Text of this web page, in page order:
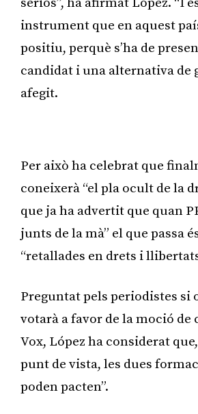
instrument que en aquest
positiu, perquè s’ha de
candidat i una alternativa de
afegit.
Per això ha celebrat que
coneixerà “el pla ocult de la
que ja ha advertit que quan
junts de la mà” el que passa
“retallades en drets i
Preguntat pels periodistes si
votarà a favor de la moció de
Vox, López ha considerat
punt de vista, les dues
poden pacten”.